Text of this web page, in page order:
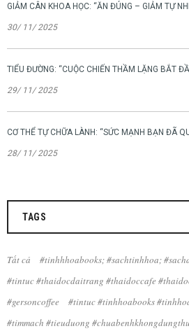
GIẢM CÂN KHOA HỌC: “ĂN ĐÚNG – GIẢM TỰ
30/ 11/ 2025
TIỂU ĐƯỜNG: “CUỘC CHIẾN THẦM LẶNG BẮT
29/ 11/ 2025
CƠ THỂ TỰ CHỮA LÀNH: “SỨC MẠNH BẠN ĐÃ
28/ 11/ 2025
TAGS
Tất cả
#tinhhhoabooks; #sachtinhhoa;
#tintuc #thaidocdaitrang #thaidoccafe
#gersoncoffee
#tintuc #tinhhoabooks
#timmach #tieuduong